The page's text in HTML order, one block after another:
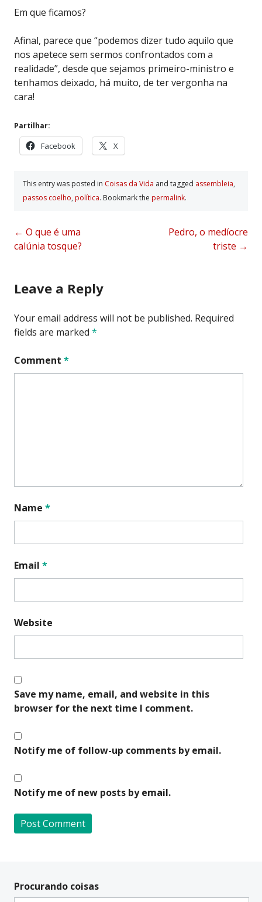
Em que ficamos?
Afinal, parece que “podemos dizer tudo aquilo que
nos apetece sem sermos confrontados com a
realidade”, desde que sejamos primeiro-ministro e
tenhamos deixado, há muito, de ter vergonha na
cara!
Partilhar:
Facebook X
This entry was posted in Coisas da Vida and tagged assembleia,
passos coelho, polí­tica. Bookmark the permalink.
Post
navigation
← O que é uma
calúnia tosque?
Pedro, o medíocre
triste →
Leave a Reply
Your email address will not be published. Required
fields are marked *
Comment *
Name *
Email *
Website
Save my name, email, and website in this
browser for the next time I comment.
Notify me of follow-up comments by email.
Notify me of new posts by email.
t
e
Procurando coisas